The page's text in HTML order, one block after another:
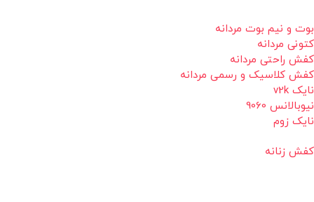
بوت و نیم بوت مردانه
کتونی مردانه
کفش راحتی مردانه
کفش کلاسیک و رسمی مردانه
نایک v2k
نیوبالانس 9060
نایک زوم
کفش زنانه